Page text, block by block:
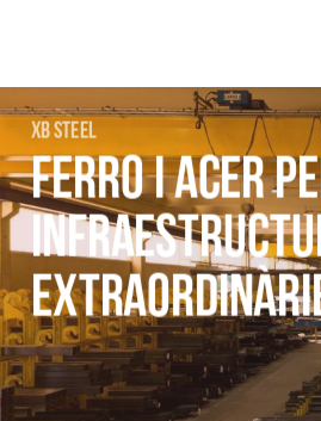
XB STEEL
FERRO I ACER